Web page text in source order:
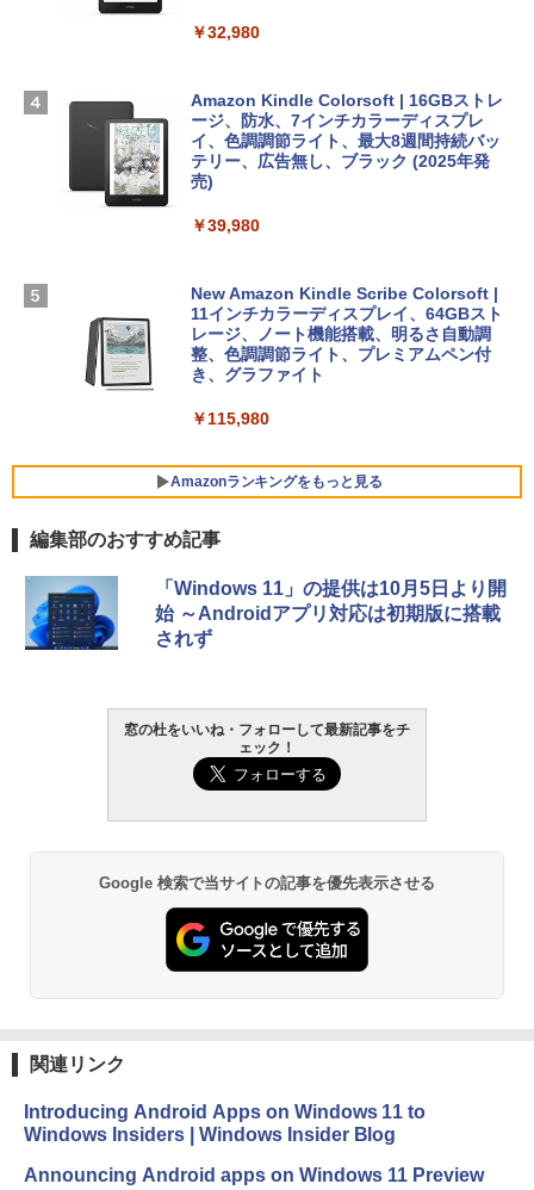
ームカメラ、日本語キーボード、Touch I
￥314,800
【Amazon.co.jp限定】 HP ノートパソコ
ン 15-fd 15.6インチ 16GBメモリ 512GB
FMV ノートパソコン WE1-K3 (MS 365 P
ersonal/Copilotキー搭載/Win 11/15.6型/
Core i5/16GB/SSD 512GB/ホワイト) FM
VWK3E15W_AZ
￥119,800
Robloxギフトカード - 1000 Robux 【限
ラインコード版
￥1,600
版)|オンラインコード版|Windows11、1
￥37,224
FM TOWNS ハイパー・カタログ: 本体ハ
￥1,600
1冊ですべて身につくHTML & CSSとWe
￥32,980
Amazon Kindle Colorsoft | 16GBストレ
ージ、防水、7インチカラーディスプレ
イ、色調調節ライト、最大8週間持続バッ
テリー、広告無し、ブラック (2025年発
売)
￥39,980
New Amazon Kindle Scribe Colorsoft |
11インチカラーディスプレイ、64GBスト
レージ、ノート機能搭載、明るさ自動調
整、色調調節ライト、プレミアムペン付
き、グラファイト
￥115,980
Amazonランキングをもっと見る
編集部のおすすめ記事
「Windows 11」の提供は10月5日より開
始 ～Androidアプリ対応は初期版に搭載
されず
窓の杜をいいね・フォローして最新記事をチ
ェック！
Google 検索で当サイトの記事を優先表示させる
関連リンク
Introducing Android Apps on Windows 11 to
Windows Insiders | Windows Insider Blog
Announcing Android apps on Windows 11 Preview